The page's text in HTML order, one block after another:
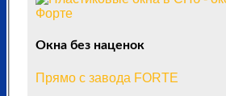
Окна без наценок
Прямо с завода FORTE